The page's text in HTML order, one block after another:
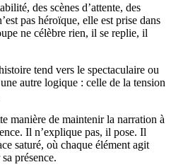
des scènes d’attente, des
pas héroïque, elle est prise dans
ne célèbre rien, il se replie, il
tend vers le spectaculaire ou
autre logique : celle de la tension
manière de maintenir la narration à
Il n’explique pas, il pose. Il
saturé, où chaque élément agit
présence.